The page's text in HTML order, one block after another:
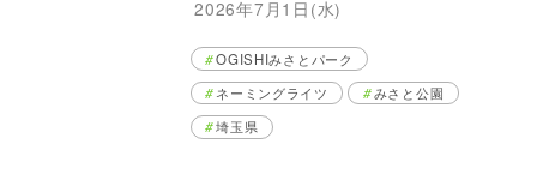
2026年7月1日(水)
OGISHIみさとパーク
ネーミングライツ
みさと公園
埼玉県